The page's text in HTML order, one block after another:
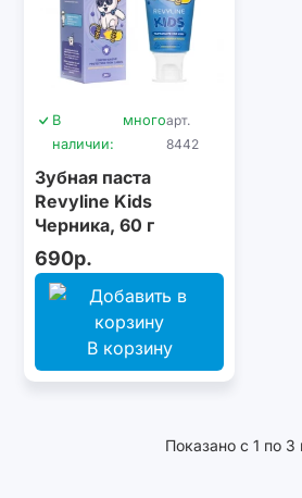
В
наличии:
многоарт.
8442
Зубная паста
Revyline Kids
Черника, 60 г
690р.
В корзину
Показано с 1 по 3